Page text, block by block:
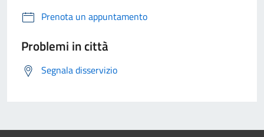
Prenota un appuntamento
Problemi in città
Segnala disservizio